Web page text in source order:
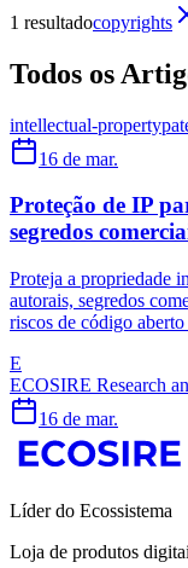
1 resultadocopyrights
Todos os
intellectual-property
16 de mar.
Proteção de IP
segredos
Proteja a propriedade
autorais, segredos
riscos de código
E
ECOSIRE Research
16 de mar.
Líder do Ecossistema
Loja de produtos